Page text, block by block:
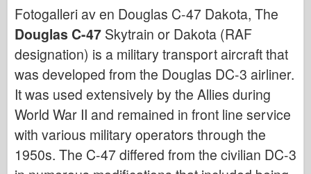
Dnepromodel
Dragon
Eduard
E.T. Modell
Fine former
FriulModel
Hasegawa
Fotogalleri av en Douglas C-47 Dakota, The
Douglas C-47 Skytrain or Dakota (RAF
designation) is a military transport aircraft that
was developed from the Douglas DC-3 airliner.
It was used extensively by the Allies during
World War II and remained in front line service
with various military operators through the
1950s. The C-47 differed from the civilian DC-3